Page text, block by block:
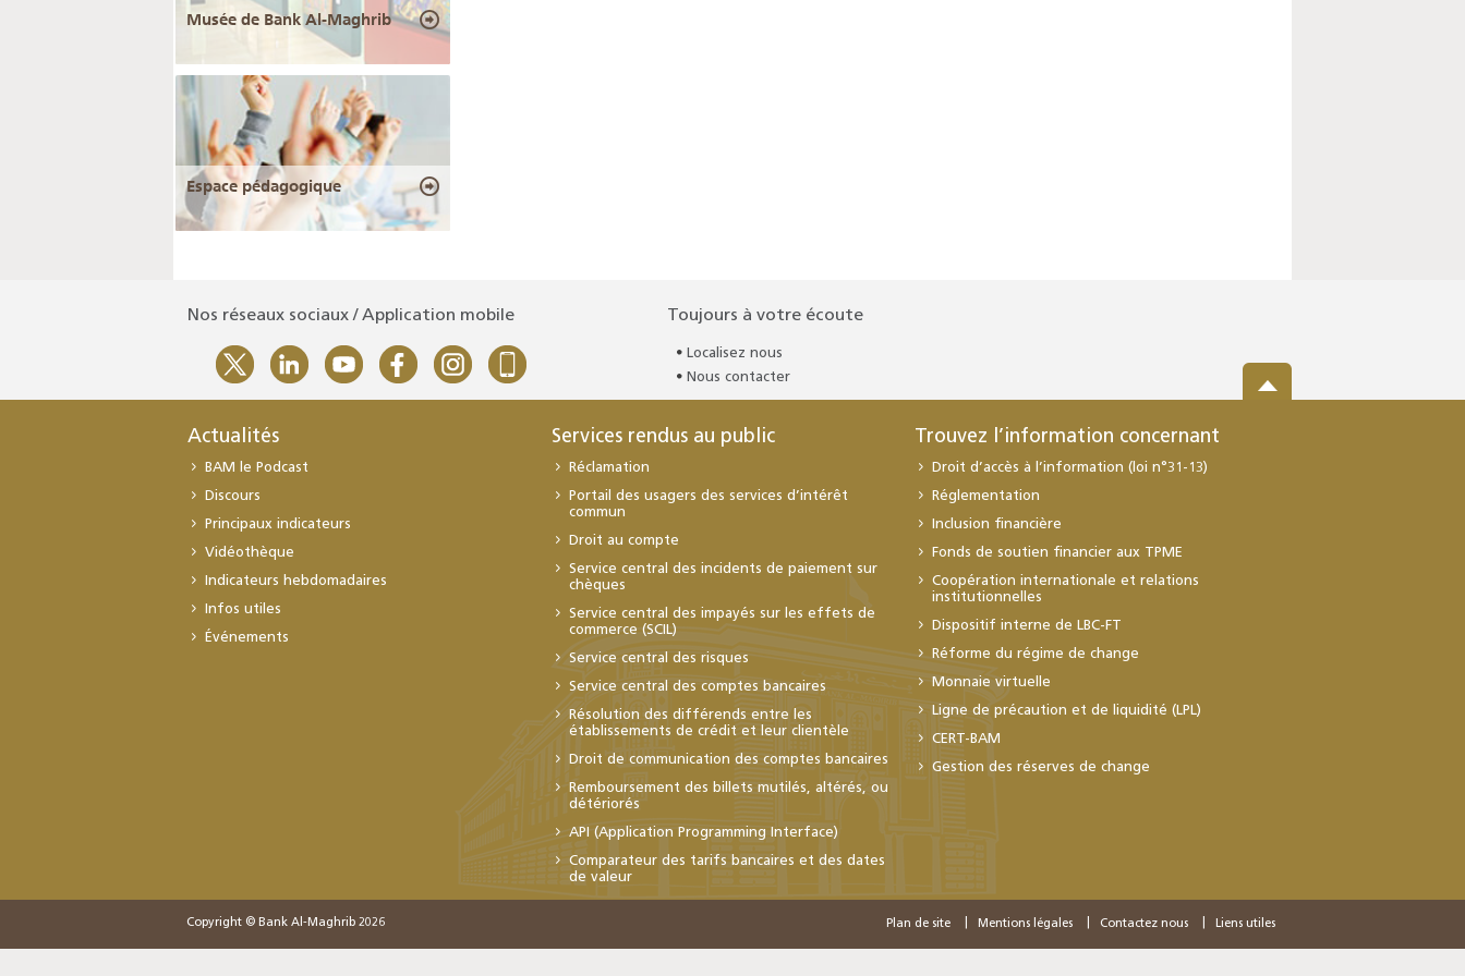
Musée de Bank Al-Maghrib
Espace pédagogique
Nos réseaux sociaux / Application mobile Toujours à votre écoute
Localisez nous
Nous contacter
Actualités
BAM le Podcast
Discours
Principaux indicateurs
Vidéothèque
Indicateurs hebdomadaires
Infos utiles
Événements
Services rendus au public
Réclamation
Portail des usagers des services d’intérêt
commun
Droit au compte
Service central des incidents de paiement sur
chèques
Service central des impayés sur les effets de
commerce (SCIL)
Service central des risques
Service central des comptes bancaires
Résolution des différends entre les
établissements de crédit et leur clientèle
Droit de communication des comptes bancaires
Remboursement des billets mutilés, altérés, ou
détériorés
API (Application Programming Interface)
Comparateur des tarifs bancaires et des dates
de valeur
Trouvez l’information concernant
Droit d’accès à l’information (loi n°31-13)
Réglementation
Inclusion financière
Fonds de soutien financier aux TPME
Coopération internationale et relations
institutionnelles
Dispositif interne de LBC-FT
Réforme du régime de change
Monnaie virtuelle
Ligne de précaution et de liquidité (LPL)
CERT-BAM
Gestion des réserves de change
Copyright © Bank Al-Maghrib 2026 Plan de site Mentions légales Contactez nous Liens utiles